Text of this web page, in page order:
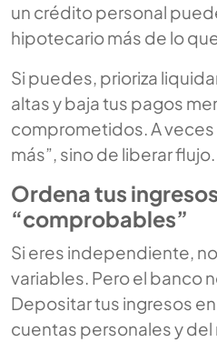
un crédito personal
hipotecario más de lo
Si puedes, prioriza
altas y baja tus pagos
comprometidos. A veces
más”, sino de liberar flujo.
Ordena tus
“comprobables”
Si eres independiente,
variables. Pero el banco
Depositar tus ingresos
cuentas personales y